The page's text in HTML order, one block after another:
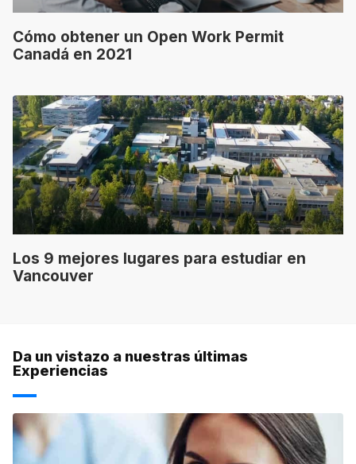
Cómo obtener un Open Work Permit
Canadá en 2021
Los 9 mejores lugares para estudiar en
Vancouver
Da un vistazo a nuestras últimas
Experiencias